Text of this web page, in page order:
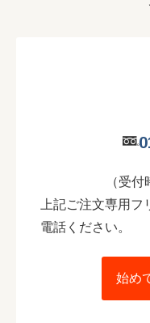
（受
上記ご注文専用
電話ください。
始め